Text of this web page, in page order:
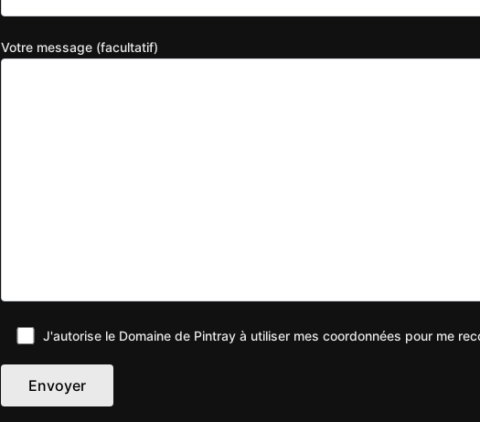
Votre message (facultatif)
J'autorise le Domaine de Pintray à utiliser mes coordonnées pour me